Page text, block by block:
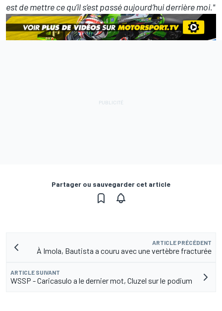
est de mettre ce qu’il s’est passé aujourd’hui derrière moi."
Partager ou sauvegarder cet article
ARTICLE PRÉCÉDENT
À Imola, Bautista a couru avec une vertèbre fracturée
ARTICLE SUIVANT
WSSP - Caricasulo a le dernier mot, Cluzel sur le podium